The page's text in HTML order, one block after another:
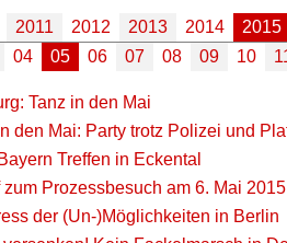
2011 2012 2013 2014
2015
04 05 06 07 08 09 10
Tanz in den Mai
den Mai: Party trotz Polizei und
Treffen in Eckental
zum Prozessbesuch am 6. Mai 2015
der (Un-)Möglichkeiten in Berlin